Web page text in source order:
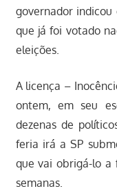
governador indicou
que já foi votado
eleições.
A licença –
ontem, em seu
dezenas de
feria irá a SP
que vai obrigá-lo a
semanas.